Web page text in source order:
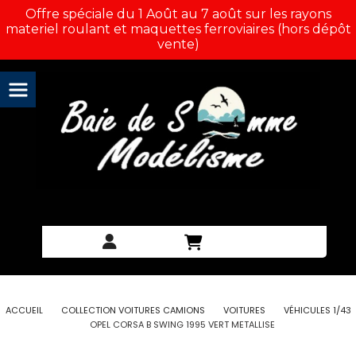
Offre spéciale du 1 Août au 7 août sur les rayons
materiel roulant et maquettes ferroviaires (hors dépôt
vente)
ACCUEIL COLLECTION VOITURES CAMIONS VOITURES
VÉHICULES 1/43
OPEL CORSA B SWING 1995 VERT METALLISE
Panneau de gestion des cookies